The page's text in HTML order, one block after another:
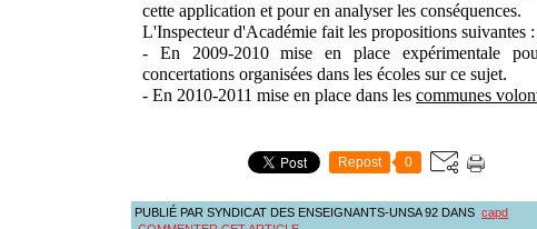
cette application et pour en analyser les conséquences.
L'Inspecteur d'Académie fait les propositions suivantes :
- En 2009-2010 mise en place expérimentale
concertations organisées dans les écoles sur ce sujet.
- En 2010-2011 mise en place dans les communes
Repost 0
PUBLIÉ PAR SYNDICAT DES ENSEIGNANTS-UNSA 92 DANS capd